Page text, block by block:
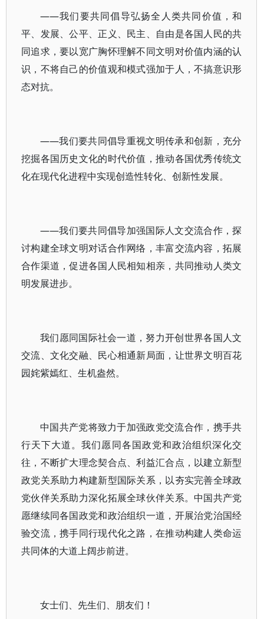
——我们要共同倡导弘扬全人类共同价值，和
平、发展、公平、正义、民主、自由是各国人民的共
同追求，要以宽广胸怀理解不同文明对价值内涵的认
识，不将自己的价值观和模式强加于人，不搞意识形
态对抗。
——我们要共同倡导重视文明传承和创新，充分
挖掘各国历史文化的时代价值，推动各国优秀传统文
化在现代化进程中实现创造性转化、创新性发展。
——我们要共同倡导加强国际人文交流合作，探
讨构建全球文明对话合作网络，丰富交流内容，拓展
合作渠道，促进各国人民相知相亲，共同推动人类文
明发展进步。
我们愿同国际社会一道，努力开创世界各国人文
交流、文化交融、民心相通新局面，让世界文明百花
园姹紫嫣红、生机盎然。
中国共产党将致力于加强政党交流合作，携手共
行天下大道。我们愿同各国政党和政治组织深化交
往，不断扩大理念契合点、利益汇合点，以建立新型
政党关系助力构建新型国际关系，以夯实完善全球政
党伙伴关系助力深化拓展全球伙伴关系。中国共产党
愿继续同各国政党和政治组织一道，开展治党治国经
验交流，携手同行现代化之路，在推动构建人类命运
共同体的大道上阔步前进。
女士们、先生们、朋友们！